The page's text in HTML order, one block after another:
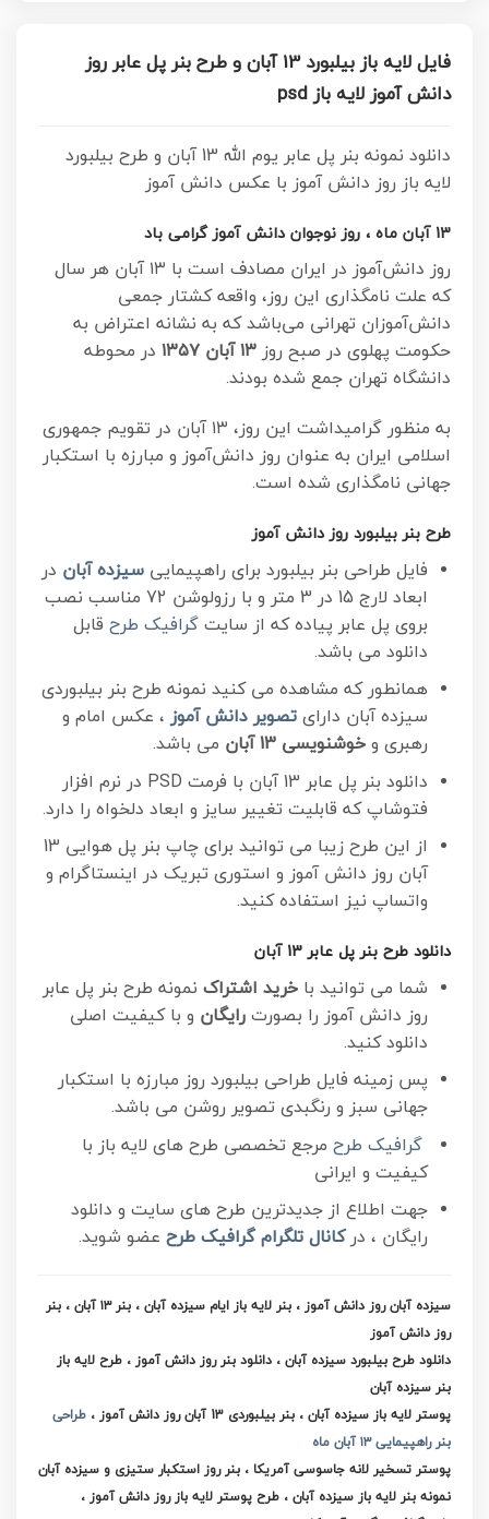
فایل لایه باز بیلبورد 13 آبان و طرح بنر پل عابر روز
دانش آموز لایه باز psd
دانلود نمونه بنر پل عابر یوم الله 13 آبان و طرح بیلبورد
لایه باز روز دانش آموز با عکس دانش آموز
13 آبان ماه ، روز نوجوان دانش آموز گرامی باد
روز دانش‌آموز در ایران مصادف است با ۱۳ آبان هر سال
که علت نامگذاری این روز، واقعه کشتار جمعی
دانش‌آموزان تهرانی می‌باشد که به نشانه اعتراض به
حکومت پهلوی در صبح روز ۱۳ آبان ۱۳۵۷
در محوطه
دانشگاه تهران جمع شده بودند.
به منظور گرامیداشت این روز، ۱۳ آبان در تقویم جمهوری
اسلامی ایران به عنوان روز دانش‌آموز و مبارزه با استکبار
جهانی نامگذاری شده است.
طرح بنر بیلبورد روز دانش آموز
فایل طراحی بنر بیلبورد برای راهپیمایی سیزده آبان در
ابعاد لارج 15 در 3 متر و با رزولوشن 72 مناسب نصب
بروی پل عابر پیاده که از سایت گرافیک طرحقابل
دانلود می باشد.
همانطور که مشاهده می کنید نمونه طرح بنر بیلبوردی
سیزده آبان دارای تصویر دانش آموز ، عکس امام و
رهبری و خوشنویسی 13 آبان
می باشد.
دانلود بنر پل عابر 13 آبان با فرمت PSD در نرم افزار
فتوشاپ که قابلیت تغییر سایز و ابعاد دلخواه را دارد.
از این طرح زیبا می توانید برای چاپ بنر پل هوایی 13
آبان روز دانش آموز و استوری تبریک در اینستاگرام و
واتساپ نیز استفاده کنید.
دانلود طرح بنر پل عابر 13 آبان
شما می توانید با خرید اشتراکنمونه طرح بنر پل عابر
روز دانش آموز را بصورت رایگان و با کیفیت اصلی
دانلود کنید.
پس زمینه فایل طراحی بیلبورد روز مبارزه با استکبار
جهانی سبز و رنگبدی تصویر روشن می باشد.
گرافیک طرحمرجع تخصصی طرح های لایه باز با
کیفیت و ایرانی
جهت اطلاع از جدیدترین طرح های سایت و دانلود
رایگان ، درکانال تلگرام گرافیک طرحعضو شوید.
سیزده آبان روز دانش آموز ، بنر لایه باز ایام سیزده آبان ، بنر ۱۳ آبان ، بنر
روز دانش آموز
دانلود طرح بیلبورد سیزده آبان ، دانلود بنر روز دانش آموز ، طرح لایه باز
بنر سیزده آبان
پوستر لایه باز سیزده آبان ، بنر بیلبوردی 13 آبان روز دانش آموز ،
طراحی
بنر راهپیمایی ۱۳ آبان ماه
پوستر تسخیر لانه جاسوسی آمریکا ، بنر روز استکبار ستیزی و سیزده آبان
نمونه بنر لایه باز سیزده آبان ، طرح پوستر لایه باز روز دانش آموز ،